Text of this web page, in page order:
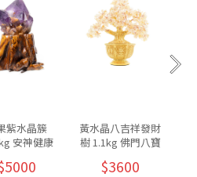
紫水晶簇
安神健康
黃水晶八吉祥發財
樹 1.1kg 佛門八寶
$3600